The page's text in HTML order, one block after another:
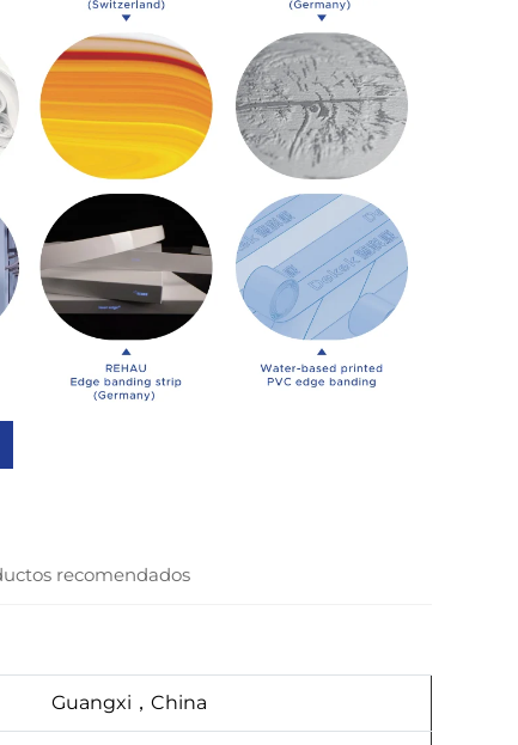
recomendados
Guangxi，China